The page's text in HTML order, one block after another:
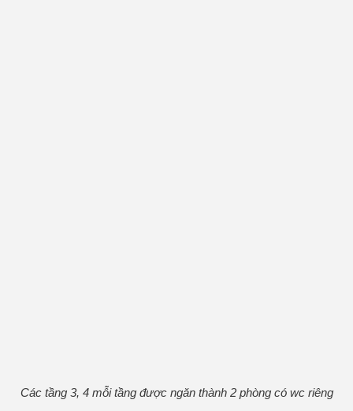
Các tầng 3, 4 mỗi tầng được ngăn thành 2 phòng có wc riêng